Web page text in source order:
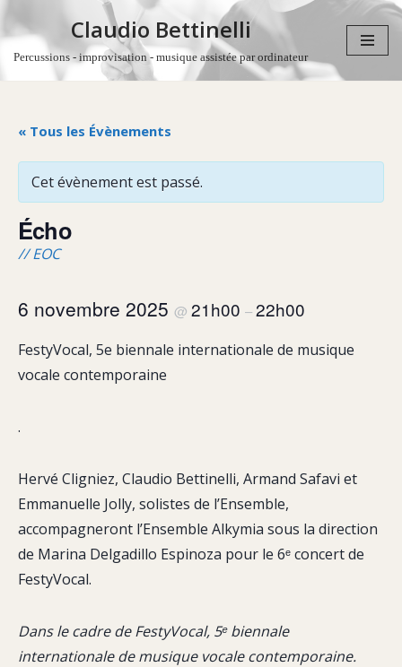
Aller
Claudio Bettinelli
Percussions - improvisation - musique assistée par ordinateur
« Tous les Évènements
Cet évènement est passé.
Écho
// EOC
6 novembre 2025 @ 21h00 –22h00
FestyVocal, 5e biennale internationale de musique
vocale contemporaine
.
Hervé Cligniez, Claudio Bettinelli, Armand Safavi et
Emmanuelle Jolly, solistes de l’Ensemble,
accompagneront l’Ensemble Alkymia sous la direction
de Marina Delgadillo Espinoza pour le 6ᵉ concert de
FestyVocal.
Dans le cadre de FestyVocal, 5ᵉ biennale
internationale de musique vocale contemporaine.